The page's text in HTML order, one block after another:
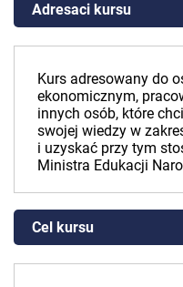
Adresaci kursu
Kurs adresowany do
ekonomicznym,
innych osób, które
swojej wiedzy w
i uzyskać przy tym
Ministra Edukacji
Cel kursu